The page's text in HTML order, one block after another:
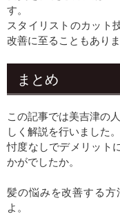
す。
スタイリストのカット
改善に至ることもありま
まとめ
この記事では美吉津の
しく解説を行いました。
忖度なしでデメリット
かがでしたか。
髪の悩みを改善する
よ。